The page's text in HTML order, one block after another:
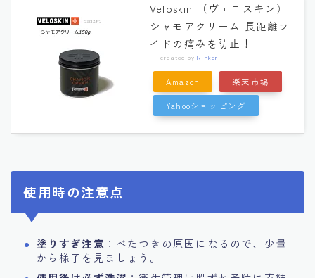
Veloskin （ヴェロスキン）
シャモアクリーム 長距離ラ
イドの痛みを防止！
created byRinker
Amazon 楽天市場
Yahooショッピング
使用時の注意点
塗りすぎ注意 ：べたつきの原因になるので、少量
から様子を見ましょう。